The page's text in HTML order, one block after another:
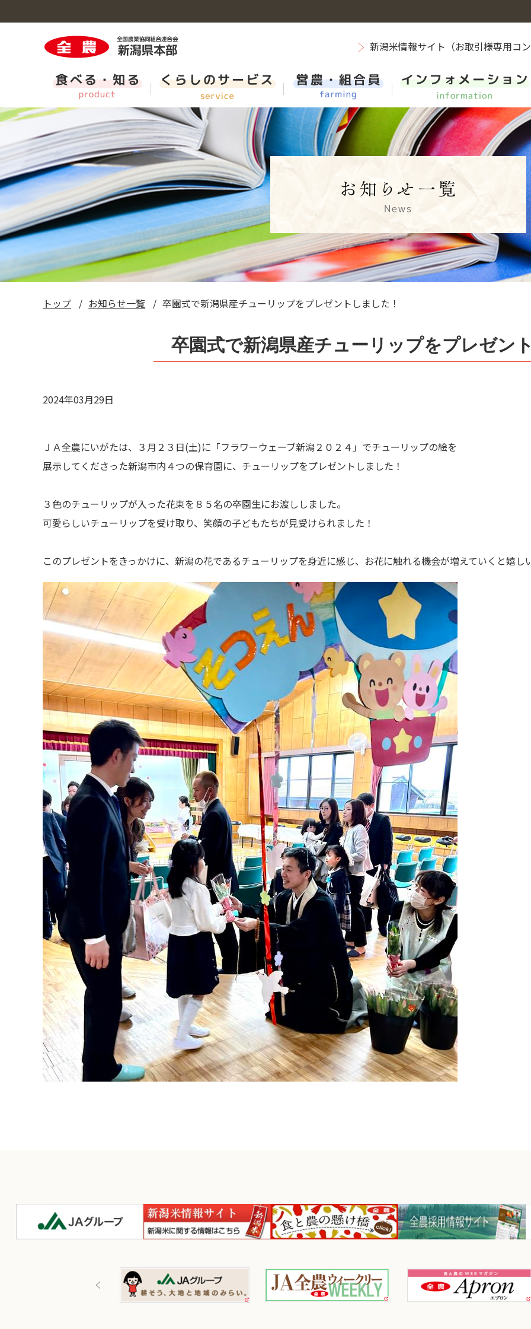
新潟米情報サイト（お取引様専用コ
食べる・知るのトップへ 新潟米
新潟の切花
くらしのサービスのトップへ エーコープマーク品
県内Aコープ一覧・ＪＡ直売所
クミアイプロパン ＪＡ車両センター
営農・組合員のトップへ 営農レポートバックナンバー
農業機械と農業関連施設
インフォメーションのトップへ 組織・機構紹介
施設・子会社等の紹介
CM・動画ライブラリー
採用情報のトップへ 新卒採用 総合職（事務系・県域コース新潟）
新卒採用 担当職（短大卒程度・事務系・県域コース
新潟）
福利厚生
トップ お知らせ一覧 卒園式で新潟県産チューリップをプレゼントしました！
卒園式で新潟県産チューリップをプレゼン
2024年03月29日
ＪＡ全農にいがたは、３月２３日(土)に「フラワーウェーブ新潟２０２４」でチューリップの絵を
展示してくださった新潟市内４つの保育園に、チューリップをプレゼントしました！
３色のチューリップが入った花束を８５名の卒園生にお渡ししました。
可愛らしいチューリップを受け取り、笑顔の子どもたちが見受けられました！
このプレゼントをきっかけに、新潟の花であるチューリップを身近に感じ、お花に触れる機会が増えていくと嬉し